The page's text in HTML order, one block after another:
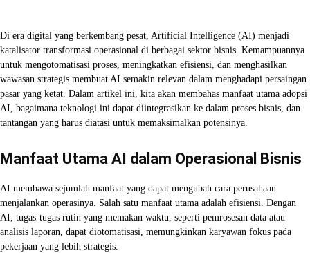
Di era digital yang berkembang pesat, Artificial Intelligence (AI) menjadi
katalisator transformasi operasional di berbagai sektor bisnis. Kemampuannya
untuk mengotomatisasi proses, meningkatkan efisiensi, dan menghasilkan
wawasan strategis membuat AI semakin relevan dalam menghadapi persaingan
pasar yang ketat. Dalam artikel ini, kita akan membahas manfaat utama adopsi
AI, bagaimana teknologi ini dapat diintegrasikan ke dalam proses bisnis, dan
tantangan yang harus diatasi untuk memaksimalkan potensinya.
Manfaat Utama AI dalam Operasional Bisnis
AI membawa sejumlah manfaat yang dapat mengubah cara perusahaan
menjalankan operasinya. Salah satu manfaat utama adalah efisiensi. Dengan
AI, tugas-tugas rutin yang memakan waktu, seperti pemrosesan data atau
analisis laporan, dapat diotomatisasi, memungkinkan karyawan fokus pada
pekerjaan yang lebih strategis.